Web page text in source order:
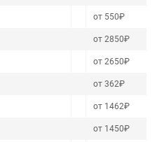
от 550₽
от 2850₽
от 2650₽
от 362₽
от 1462₽
от 1450₽